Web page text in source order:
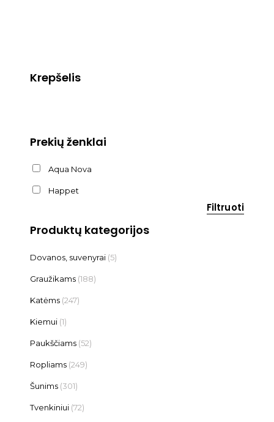
Krepšelis
Prekių ženklai
Aqua Nova
Happet
Filtruoti
Produktų kategorijos
Dovanos, suvenyrai (5)
Graužikams (188)
Katėms (247)
Kiemui (1)
Paukščiams (52)
Ropliams (249)
Šunims (301)
Tvenkiniui (72)